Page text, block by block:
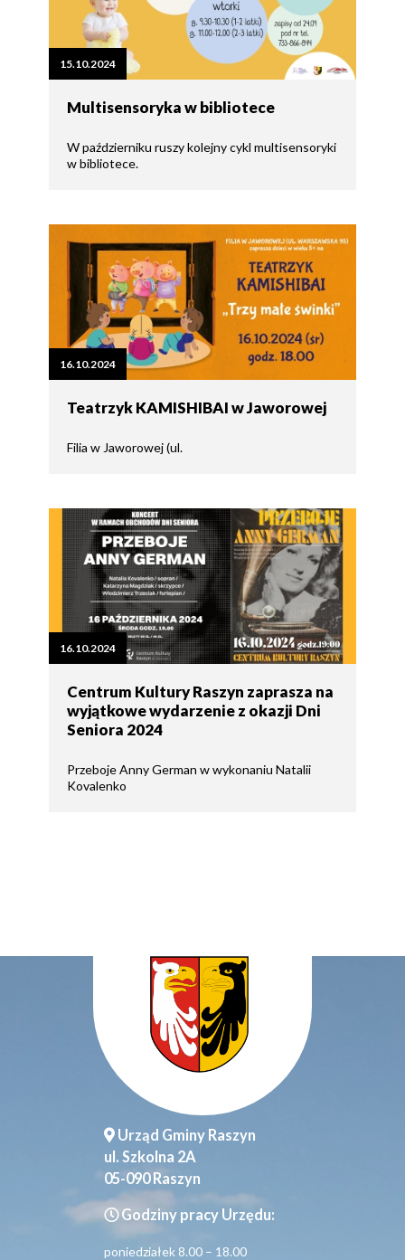
15.10.2024
Multisensoryka w bibliotece
W październiku ruszy kolejny cykl multisensoryki
w bibliotece.
16.10.2024
Teatrzyk KAMISHIBAI w Jaworowej
Filia w Jaworowej (ul.
16.10.2024
Centrum Kultury Raszyn zaprasza na
wyjątkowe wydarzenie z okazji Dni
Seniora 2024
Przeboje Anny German w wykonaniu Natalii
Kovalenko
Urząd Gminy Raszyn
ul. Szkolna 2A
05-090 Raszyn
Godziny pracy Urzędu:
poniedziałek 8.00 – 18.00